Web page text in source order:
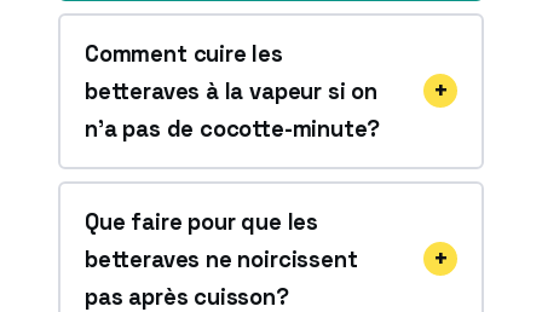
Comment cuire les
betteraves à la vapeur si on
n’a pas de cocotte-minute?
Que faire pour que les
betteraves ne noircissent
pas après cuisson?